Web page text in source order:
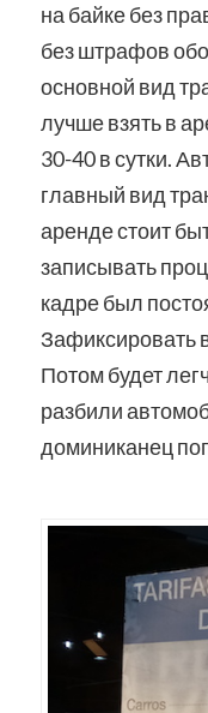
на байке без
без штрафов
основной вид
лучше взять в
30-40 в сутки.
главный вид
аренде стоит
записывать
кадре был
Зафиксировать
Потом будет
разбили
доминиканец